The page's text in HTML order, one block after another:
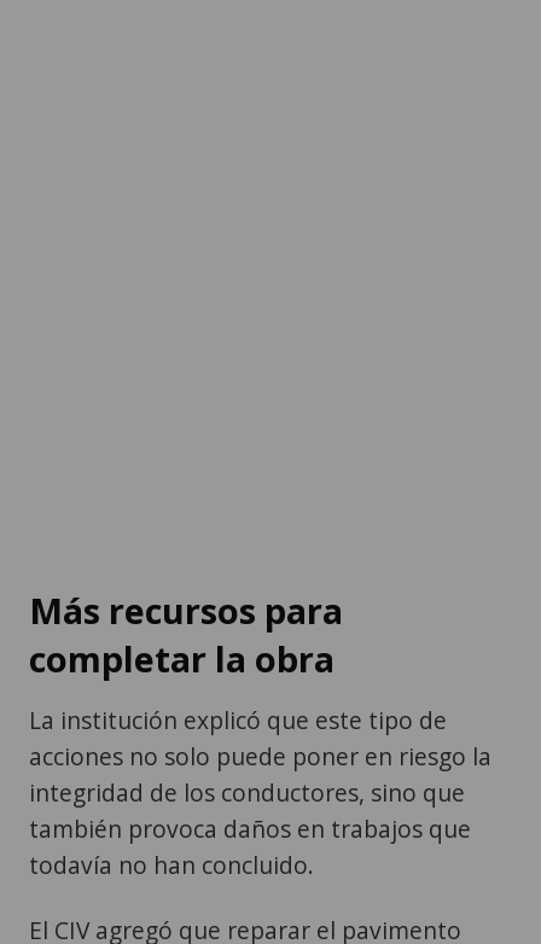
Más recursos para
completar la obra
La institución explicó que este tipo de
acciones no solo puede poner en riesgo la
integridad de los conductores, sino que
también provoca daños en trabajos que
todavía no han concluido.
El CIV agregó que reparar el pavimento